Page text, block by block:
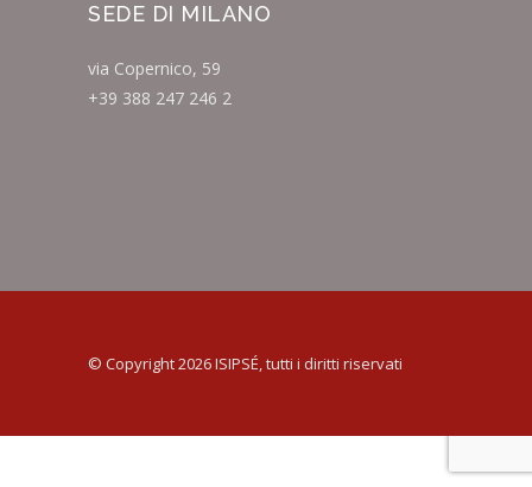
SEDE DI MILANO
via Copernico, 59
+39 388 247 246 2
© Copyright 2026 ISIPSÉ, tutti i diritti riservati